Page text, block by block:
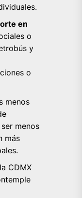
en
o
y
o
menos
menos
más
CDMX